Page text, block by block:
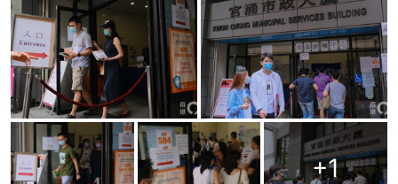
+1